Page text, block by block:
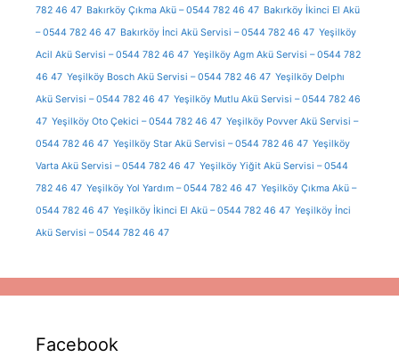
782 46 47 Bakırköy Çıkma Akü – 0544 782 46 47 Bakırköy İkinci El Akü
– 0544 782 46 47 Bakırköy İnci Akü Servisi – 0544 782 46 47 Yeşilköy
Acil Akü Servisi – 0544 782 46 47 Yeşilköy Agm Akü Servisi – 0544 782
46 47 Yeşilköy Bosch Akü Servisi – 0544 782 46 47 Yeşilköy Delphı
Akü Servisi – 0544 782 46 47 Yeşilköy Mutlu Akü Servisi – 0544 782 46
47 Yeşilköy Oto Çekici – 0544 782 46 47 Yeşilköy Povver Akü Servisi –
0544 782 46 47 Yeşilköy Star Akü Servisi – 0544 782 46 47 Yeşilköy
Varta Akü Servisi – 0544 782 46 47 Yeşilköy Yiğit Akü Servisi – 0544
782 46 47 Yeşilköy Yol Yardım – 0544 782 46 47 Yeşilköy Çıkma Akü –
0544 782 46 47 Yeşilköy İkinci El Akü – 0544 782 46 47 Yeşilköy İnci
Akü Servisi – 0544 782 46 47
Facebook